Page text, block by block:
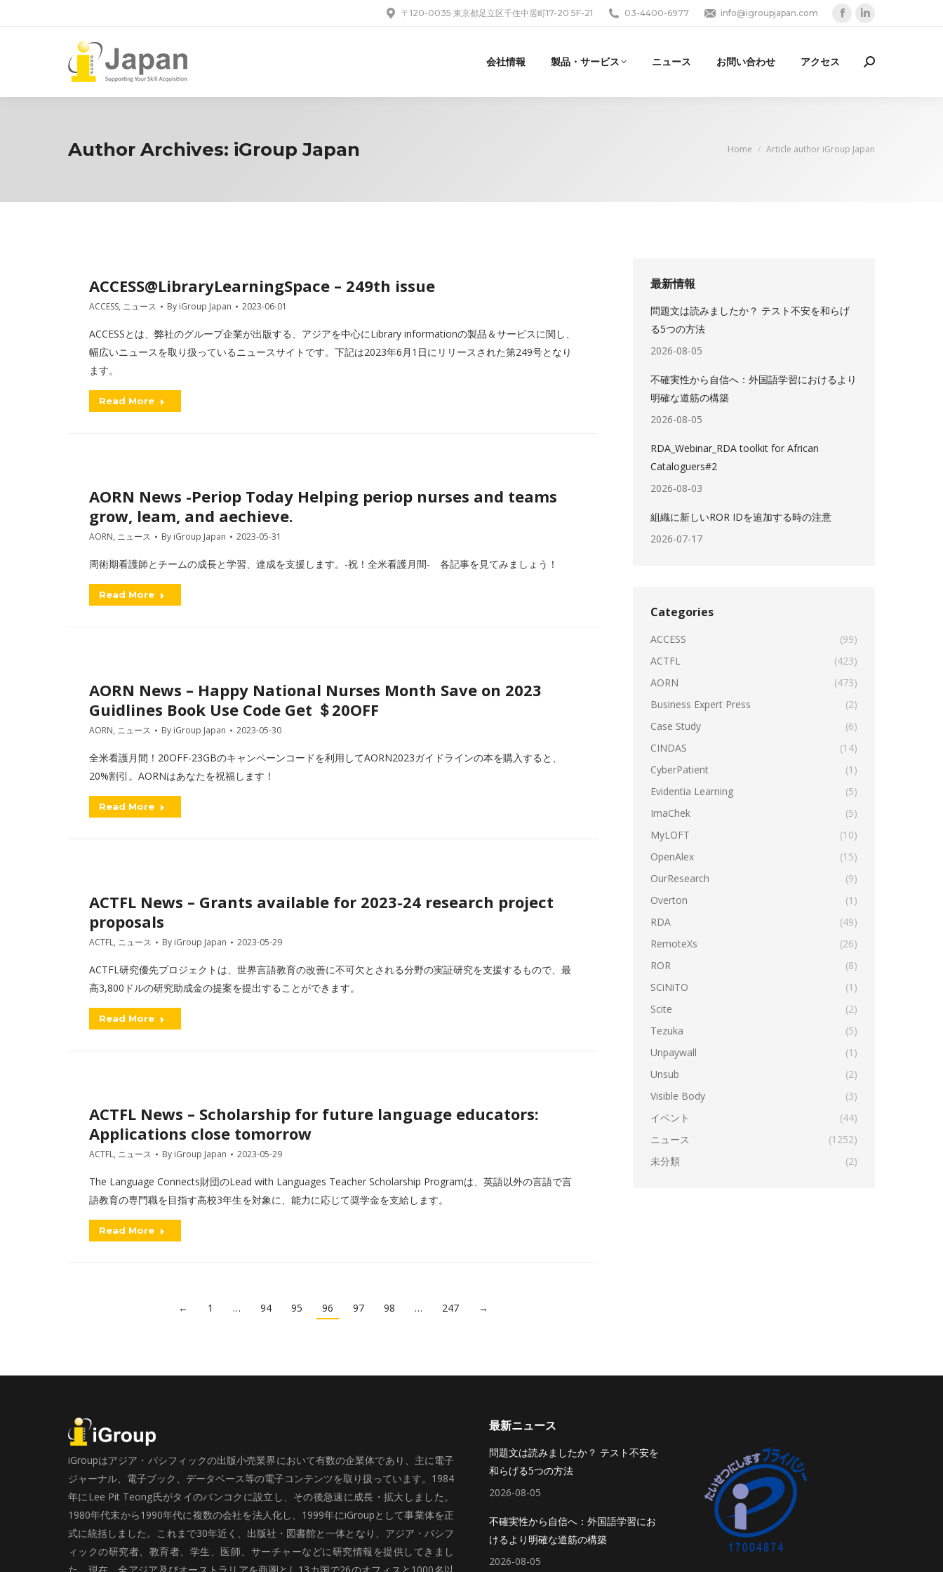
〒120-0035 東京都足立区千住中居町17-20 5F-21 03-4400-6977 info@igroupjapan.com
opensopens
会社情報 製品・サービス ニュース お問い合わせ アクセス Search:
Author Archives: iGroup Japan You are here:
Home Article author iGroup Japan
ACCESS@LibraryLearningSpace – 249th issue
ACCESS, ニュース By iGroup Japan 2023-06-01
ACCESSとは、弊社のグループ企業が出版する、アジアを中心にLibrary informationの製品＆サービスに関し、
幅広いニュースを取り扱っているニュースサイトです。下記は2023年6月1日にリリースされた第249号となり
ます。
Read More
AORN News -Periop Today Helping periop nurses and teams
grow, leam, and aechieve.
AORN, ニュース By iGroup Japan 2023-05-31
周術期看護師とチームの成長と学習、達成を支援します。-祝！全米看護月間- 各記事を見てみましょう！
Read More
AORN News – Happy National Nurses Month Save on 2023
Guidlines Book Use Code Get ＄20OFF
AORN, ニュース By iGroup Japan 2023-05-30
全米看護月間！20OFF-23GBのキャンペーンコードを利用してAORN2023ガイドラインの本を購入すると、
20%割引。AORNはあなたを祝福します！
Read More
ACTFL News – Grants available for 2023-24 research project
proposals
ACTFL, ニュース By iGroup Japan 2023-05-29
ACTFL研究優先プロジェクトは、世界言語教育の改善に不可欠とされる分野の実証研究を支援するもので、最
高3,800ドルの研究助成金の提案を提出することができます。
Read More
ACTFL News – Scholarship for future language educators:
Applications close tomorrow
ACTFL, ニュース By iGroup Japan 2023-05-29
The Language Connects財団のLead with Languages Teacher Scholarship Programは、英語以外の言語で言
語教育の専門職を目指す高校3年生を対象に、能力に応じて奨学金を支給します。
Read More
← 1 … 94 95 96 97 98 … 247 →
最新情報
問題文は読みましたか？ テスト不安を和らげ
る5つの方法
2026-08-05
不確実性から自信へ：外国語学習におけるより
明確な道筋の構築
2026-08-05
RDA_Webinar_RDA toolkit for African
Cataloguers#2
2026-08-03
組織に新しいROR IDを追加する時の注意
2026-07-17
Categories
ACCESS
(99)
ACTFL
(423)
AORN
(473)
Business Expert Press
(2)
Case Study
(6)
CINDAS
(14)
CyberPatient
(1)
Evidentia Learning
(5)
ImaChek
(5)
MyLOFT
(10)
OpenAlex
(15)
OurResearch
(9)
Overton
(1)
RDA
(49)
RemoteXs
(26)
ROR
(8)
SCiNiTO
(1)
Scite
(2)
Tezuka
(5)
Unpaywall
(1)
Unsub
(2)
Visible Body
(3)
イベント
(44)
ニュース
(1252)
未分類
(2)
iGroupはアジア・パシフィックの出版小売業界において有数の企業体であり、主に電子
ジャーナル、電子ブック、データベース等の電子コンテンツを取り扱っています。1984
年にLee Pit Teong氏がタイのバンコクに設立し、その後急速に成長・拡大しました。
1980年代末から1990年代に複数の会社を法人化し、1999年にiGroupとして事業体を正
式に統括しました。これまで30年近く、出版社・図書館と一体となり、アジア・パシフ
ィックの研究者、教育者、学生、医師、サーチャーなどに研究情報を提供してきまし
最新ニュース
問題文は読みましたか？ テスト不安を
和らげる5つの方法
2026-08-05
不確実性から自信へ：外国語学習にお
けるより明確な道筋の構築
2026-08-05